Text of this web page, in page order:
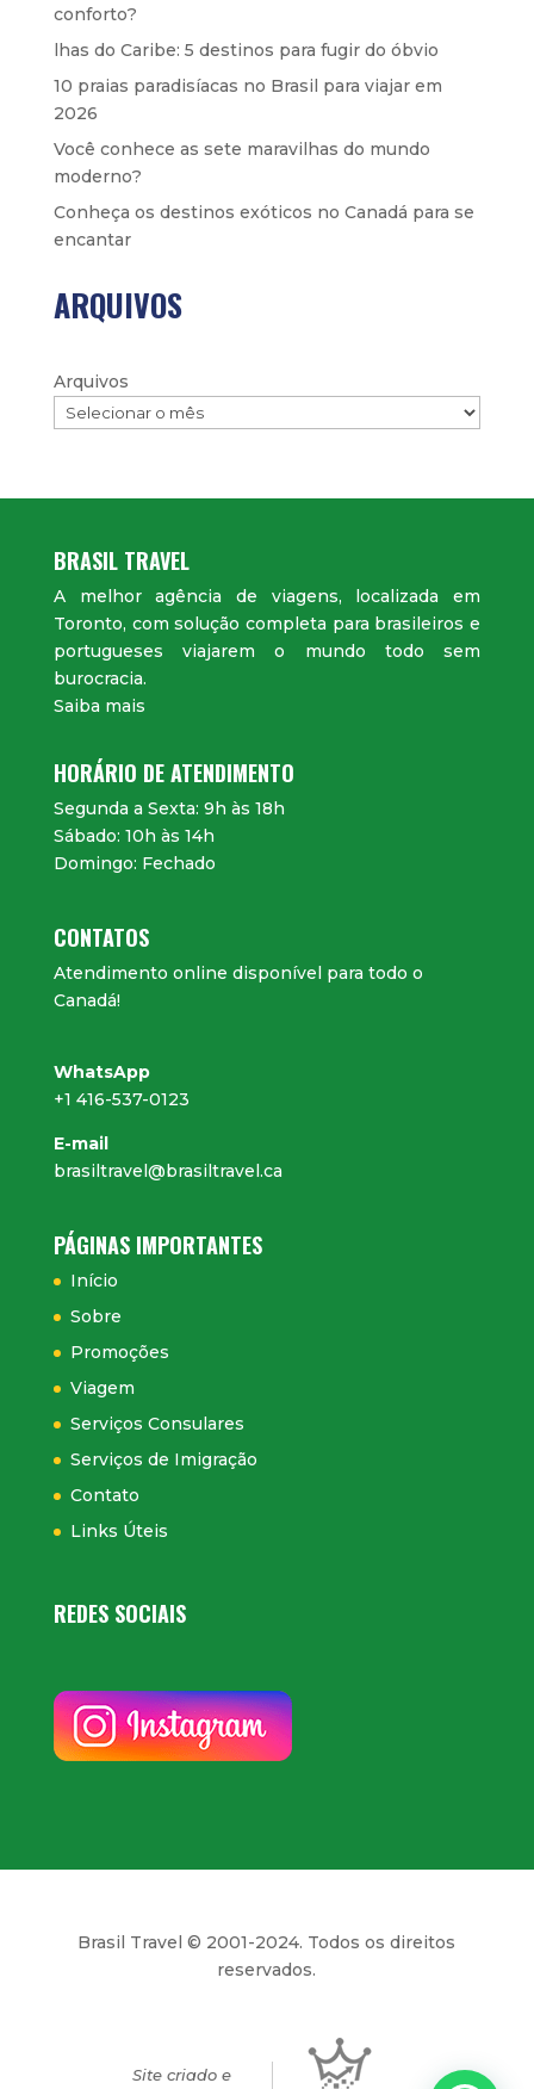
conforto?
lhas do Caribe: 5 destinos para fugir do óbvio
10 praias paradisíacas no Brasil para viajar em
2026
Você conhece as sete maravilhas do mundo
moderno?
Conheça os destinos exóticos no Canadá para se
encantar
ARQUIVOS
Arquivos
BRASIL TRAVEL
A melhor agência de viagens, localizada em
Toronto, com solução completa para brasileiros e
portugueses viajarem o mundo todo sem
burocracia.
Saiba mais
HORÁRIO DE ATENDIMENTO
Segunda a Sexta: 9h às 18h
Sábado: 10h às 14h
Domingo: Fechado
CONTATOS
Atendimento online disponível para todo o
Canadá!
WhatsApp
+1 416-537-0123
E-mail
brasiltravel@brasiltravel.ca
PÁGINAS IMPORTANTES
Início
Sobre
Promoções
Viagem
Serviços Consulares
Serviços de Imigração
Contato
Links Úteis
REDES SOCIAIS
Brasil Travel © 2001-2024. Todos os direitos
reservados.
Site criado e